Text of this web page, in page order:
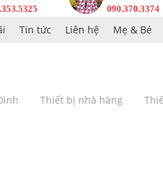
090.370.3374
Tin tức Liên hệ Mẹ & Bé
Thiết bị nhà hàng